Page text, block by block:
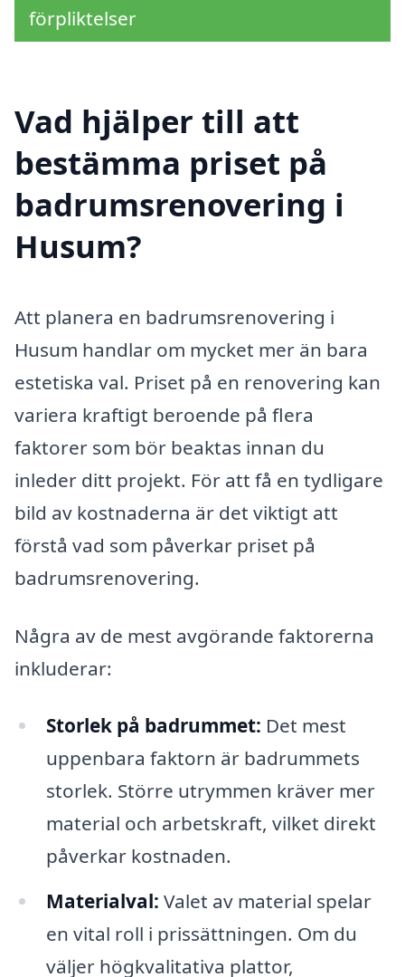
förpliktelser
Vad hjälper till att
bestämma priset på
badrumsrenovering i
Husum?
Att planera en badrumsrenovering i
Husum handlar om mycket mer än bara
estetiska val. Priset på en renovering kan
variera kraftigt beroende på flera
faktorer som bör beaktas innan du
inleder ditt projekt. För att få en tydligare
bild av kostnaderna är det viktigt att
förstå vad som påverkar priset på
badrumsrenovering.
Några av de mest avgörande faktorerna
inkluderar:
Storlek på badrummet: Det mest
uppenbara faktorn är badrummets
storlek. Större utrymmen kräver mer
material och arbetskraft, vilket direkt
påverkar kostnaden.
Materialval: Valet av material spelar
en vital roll i prissättningen. Om du
väljer högkvalitativa plattor,